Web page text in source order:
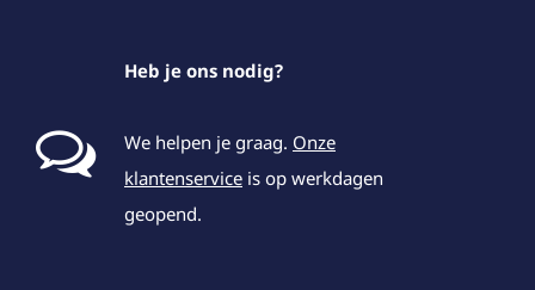
Heb je ons nodig?
We helpen je graag. Onze
klantenservice is op werkdagen
geopend.